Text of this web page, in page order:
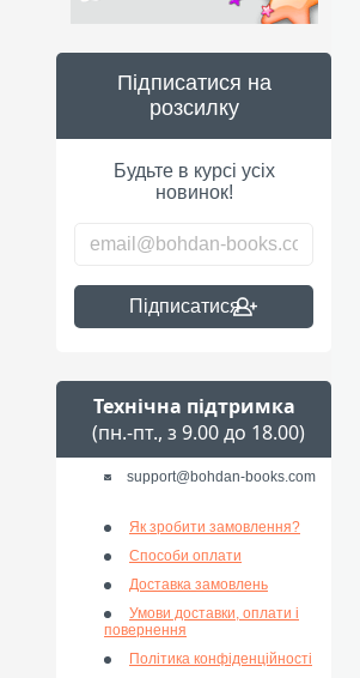
Підписатися на
розсилку
Будьте в курсі усіх
новинок!
Підписатися
Технічна підтримка
(пн.-пт., з 9.00 до 18.00)
support@bohdan-books.com
Як зробити замовлення?
Способи оплати
Доставка замовлень
Умови доставки, оплати і
повернення
Політика конфіденційності